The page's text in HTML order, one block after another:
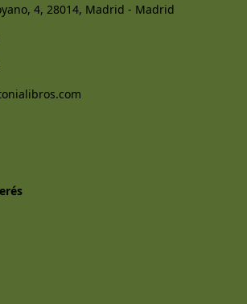
4, 28014, Madrid - Madrid